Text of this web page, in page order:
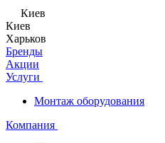
Киев
Киев
Харьков
Бренды
Акции
Услуги
Монтаж оборудования
Компания